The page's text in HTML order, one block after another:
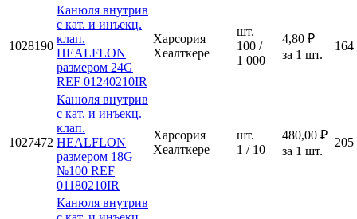
1028190
Канюля внутрив
с кат. и инъекц.
клап.
HEALFLON
размером 24G
REF 01240210IR
Харсория
Хеалткере
шт.
100 /
1 000
4,80 ₽
за 1 шт.
164
1027472
Канюля внутрив
с кат. и инъекц.
клап.
HEALFLON
размером 18G
№100 REF
01180210IR
Харсория
Хеалткере
шт.
1 / 10
480,00 ₽
за 1 шт.
205
Канюля внутрив